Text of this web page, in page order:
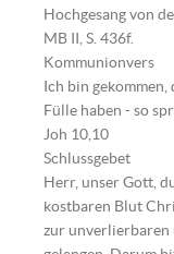
Hochgesang von
MB II, S. 436f.
Kommunionvers
Ich bin gekommen,
Fülle haben - so
Joh 10,10
Schlussgebet
Herr, unser Gott,
kostbaren Blut
zur unverlierbaren